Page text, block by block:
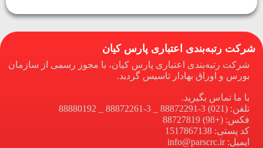
شرکت رتبه‌بندی اعتباری پارس کیان
شرکت رتبه‌بندی اعتباری پارس کیان، با مجوز رسمی از سازمان
بورس و اوراق بهادار تاسیس گردید.
با ما تماس بگیرید.
تلفن: (021) 3-88872291 _ 3-88872261 _ 88880192
فکس: (+98) 88727819
کد پستی: 1517867138
ایمیل: info@parscrc.ir